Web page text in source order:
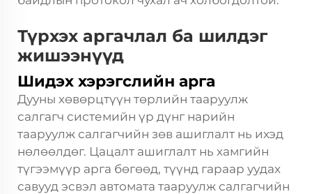
Түрхэх аргачлал ба шилдэг
жишээнүүд
Шидэх хэрэгслийн арга
Дууны хөвөрцтүүн төрлийн тааруулж
салгагч системийн үр дүнг нарийн
тааруулж салгагчийн зөв ашиглалт нь ихэд
нөлөөлдөг. Цацалт ашиглалт нь хамгийн
түгээмүүр арга бөгөөд, түүнд гараар уудах
савууд эсвэл автомата тааруулж салгагчийн